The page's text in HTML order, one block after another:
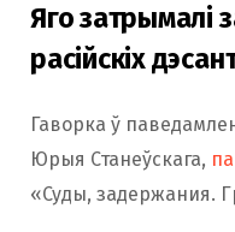
Яго затрымалі
расійскіх
Гаворка ў
Юрыя Станеўскага,
«Суды, задержания.